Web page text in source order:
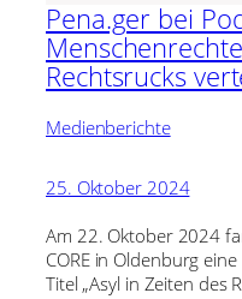
Pena.ger bei
Rechtsrucks
Medienberichte
25. Oktober 2024
Am 22. Oktober 2024
CORE in Oldenburg
Titel „Asyl in Zeiten des